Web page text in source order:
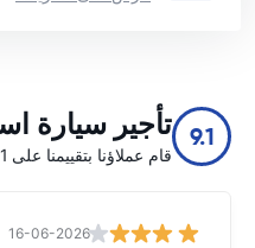
9.1 تأجير سيارة
قام عملاؤنا بتقييمنا على 9.1/ 10 من أصل 12840
16-06-2026